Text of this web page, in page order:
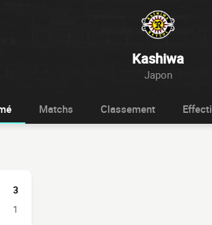
Kashiwa
Japon
Matchs Classement
3
1